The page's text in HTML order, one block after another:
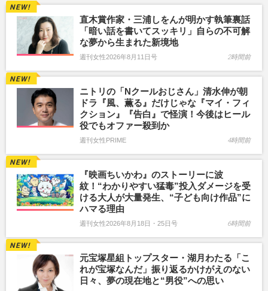
直木賞作家・三浦しをんが明かす執筆裏話
「暗い話を書いてスッキリ」自らの不可解
な夢から生まれた新境地
週刊女性2026年8月11日号 2時間前
ニトリの「Nクールおじさん」清水伸が朝
ドラ『風、薫る』だけじゃな『マイ・フィ
クション』『告白』で怪演！今後はヒール
役でもオファー殺到か
週刊女性PRIME 4時間前
『映画ちいかわ』のストーリーに波
紋！“わかりやすい猛毒”投入ダメージを受
ける大人が大量発生、“子ども向け作品”に
ハマる理由
週刊女性2026年8月18日・25日号 6時間前
元宝塚星組トップスター・湖月わたる「こ
れが宝塚なんだ」振り返るかけがえのない
日々、夢の現在地と“男役”への思い